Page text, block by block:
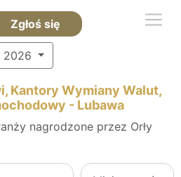
Zgłoś się
2026
Kantory Wymiany Walut,
- Lubawa
nagrodzone przez Orły